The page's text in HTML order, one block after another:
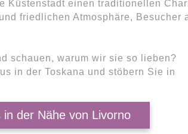
Küstenstadt einen traditionellen
friedlichen Atmosphäre, Besucher
schauen, warum wir sie so lieben?
in der Toskana und stöbern Sie in
der Nähe von Livorno